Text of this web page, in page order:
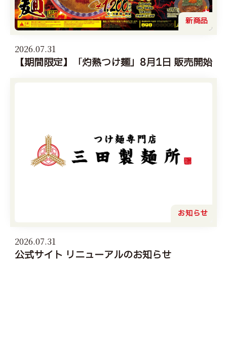
新商品
2026.07.31
【期間限定】「灼熱つけ麺」8月1日 販売開始
お知らせ
2026.07.31
公式サイト リニューアルのお知らせ